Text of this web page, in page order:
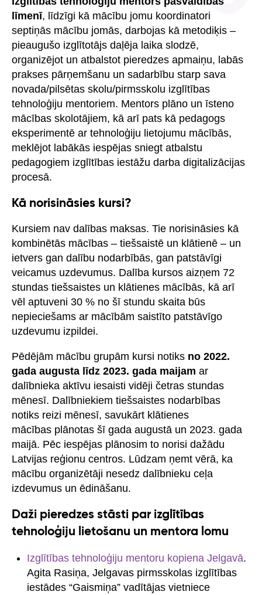
līmenī, līdzīgi kā mācību jomu koordinatori
septiņās mācību jomās, darbojas kā metodiķis –
pieaugušo izglītotājs daļēja laika slodzē,
organizējot un atbalstot pieredzes apmaiņu, labās
prakses pārņemšanu un sadarbību starp sava
novada/pilsētas skolu/pirmsskolu izglītības
tehnoloģiju mentoriem. Mentors plāno un īsteno
mācības skolotājiem, kā arī pats kā pedagogs
eksperimentē ar tehnoloģiju lietojumu mācībās,
meklējot labākās iespējas sniegt atbalstu
pedagogiem izglītības iestāžu darba digitalizācijas
procesā.
Kā norisināsies kursi?
Kursiem nav dalības maksas. Tie norisināsies kā
kombinētās mācības – tiešsaistē un klātienē – un
ietvers gan dalību nodarbībās, gan patstāvīgi
veicamus uzdevumus. Dalība kursos aizņem 72
stundas tiešsaistes un klātienes mācībās, kā arī
vēl aptuveni 30 % no šī stundu skaita būs
nepieciešams ar mācībām saistīto patstāvīgo
uzdevumu izpildei.
Pēdējām mācību grupām kursi notiks no 2022.
gada augusta līdz 2023. gada maijam ar
dalībnieka aktīvu iesaisti vidēji četras stundas
mēnesī. Dalībniekiem tiešsaistes nodarbības
notiks reizi mēnesī, savukārt klātienes
mācības plānotas šī gada augustā un 2023. gada
maijā. Pēc iespējas plānosim to norisi dažādu
Latvijas reģionu centros. Lūdzam ņemt vērā, ka
mācību organizētāji nesedz dalībnieku ceļa
izdevumus un ēdināšanu.
Daži pieredzes stāsti par izglītības
tehnoloģiju lietošanu un mentora lomu
Izglītības tehnoloģiju mentoru kopiena Jelgavā.
Agita Rasiņa, Jelgavas pirmsskolas izglītības
iestādes “Gaismiņa” vadītājas vietniece